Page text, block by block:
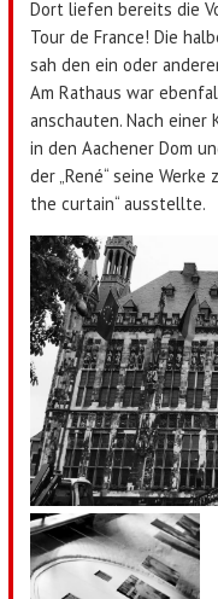
Dort liefen bereits die
Tour de France! Die
sah den ein oder
Am Rathaus war
anschauten. Nach einer
in den Aachener Dom
der „René“ seine
the curtain“ ausstellte.